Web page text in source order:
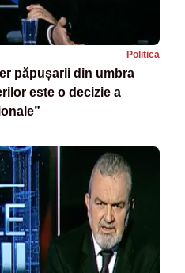
Politica
păpușarii din umbra
este o decizie a